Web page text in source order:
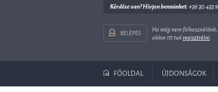
Kérdése van? Hívjon bennünket:+36 30 433
BELÉPÉS
Ha még nem felhasználónk,
akkor itt tudregisztrálni.
FŐOLDAL ÚJDONSÁGOK